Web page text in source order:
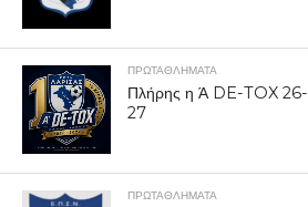
ΠΡΩΤΑΘΛΉΜΑΤΑ
Πλήρης η Ά DE-TOX 26-
27
ΠΡΩΤΑΘΛΉΜΑΤΑ